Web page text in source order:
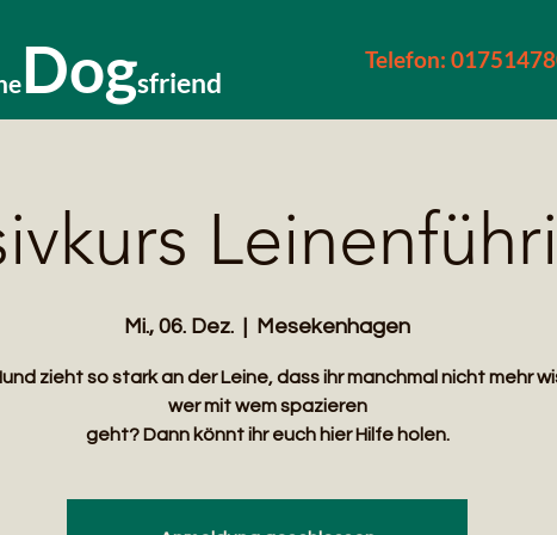
Dogsfriend
Telefon:
Mi., 06. Dez. Mesekenhagen
zieht so stark an der Leine, dass ihr manchmal nicht mehr
wer mit wem spazieren
geht? Dann könnt ihr euch hier Hilfe holen.